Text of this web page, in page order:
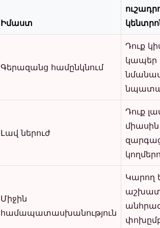
Իմաստ
Գերազանց համընկնում
Դուք
կապեր
Լավ ներուժ
Դուք
միասին
Միջին
համապատասխանություն
Կարող